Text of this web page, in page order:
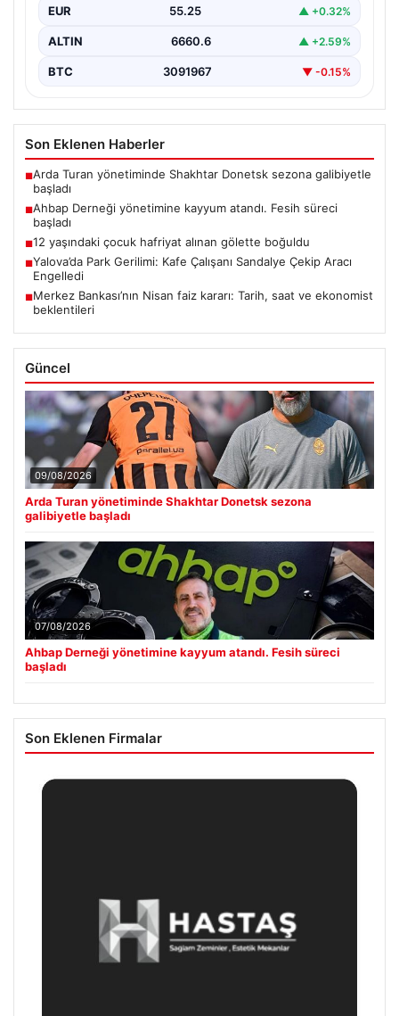
EUR 55.25 ▲ +0.32%
ALTIN 6660.6 ▲ +2.59%
BTC 3091967 ▼ -0.15%
Son Eklenen Haberler
■Arda Turan yönetiminde Shakhtar Donetsk sezona galibiyetle
başladı
■Ahbap Derneği yönetimine kayyum atandı. Fesih süreci
başladı
■12 yaşındaki çocuk hafriyat alınan gölette boğuldu
■Yalova’da Park Gerilimi: Kafe Çalışanı Sandalye Çekip Aracı
Engelledi
■Merkez Bankası’nın Nisan faiz kararı: Tarih, saat ve ekonomist
beklentileri
Güncel
09/08/2026
Arda Turan yönetiminde Shakhtar Donetsk sezona
galibiyetle başladı
07/08/2026
Ahbap Derneği yönetimine kayyum atandı. Fesih süreci
başladı
Son Eklenen Firmalar